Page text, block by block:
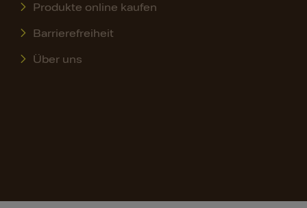
Produkte online kaufen
Barrierefreiheit
Über uns